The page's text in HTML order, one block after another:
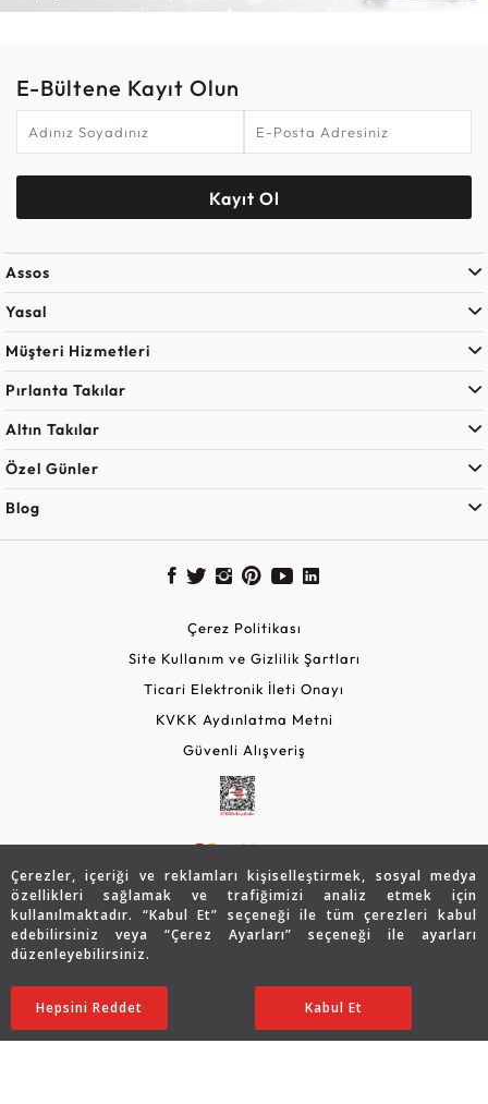
Çerezler, içeriği ve reklamları kişiselleştirmek, sosyal medya
özellikleri sağlamak ve trafiğimizi analiz etmek için
kullanılmaktadır. “Kabul Et” seçeneği ile tüm çerezleri kabul
edebilirsiniz veya “Çerez Ayarları” seçeneği ile ayarları
düzenleyebilirsiniz.
Ayarları Düzenle
Hepsini Reddet Kabul Et
61.923 TL
30.962TL SATIN ALIN
E-Bültene Kayıt Olun
Kayıt Ol
Assos
Yasal
Müşteri Hizmetleri
Pırlanta Takılar
Altın Takılar
Özel Günler
Blog
© 2026 Assos Diamond
Çerez Politikası
Site Kullanım ve Gizlilik Şartları
Ticari Elektronik İleti Onayı
KVKK Aydınlatma Metni
Güvenli Alışveriş
Copyright © 2026 Assos Pırlanta - Bu sitenin tüm hakları